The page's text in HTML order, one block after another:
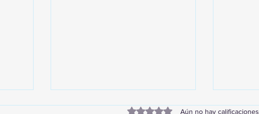
Obtuvo 0 de 5 estrellas.
Aún no hay calificaciones